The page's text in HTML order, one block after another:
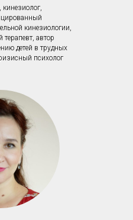
кинезиологии,
терапевт, автор
детей в трудных
психолог